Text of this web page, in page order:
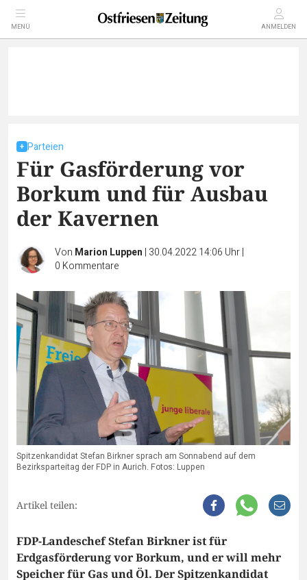
MENÜ ANMELDEN
Parteien
Für Gasförderung vor
Borkum und für Ausbau
der Kavernen
Von Marion Luppen | 30.04.2022 14:06 Uhr|
0 Kommentare
Spitzenkandidat Stefan Birkner sprach am Sonnabend auf dem
Bezirksparteitag der FDP in Aurich. Fotos: Luppen
Artikel teilen:
FDP-Landeschef Stefan Birkner ist für
Erdgasförderung vor Borkum, und er will mehr
Speicher für Gas und Öl. Der Spitzenkandidat